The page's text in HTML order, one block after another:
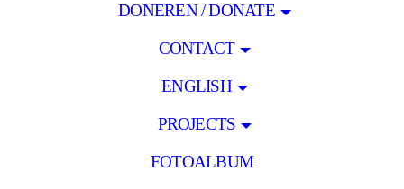
DONEREN / DONATE
CONTACT
ENGLISH
PROJECTS
FOTOALBUM